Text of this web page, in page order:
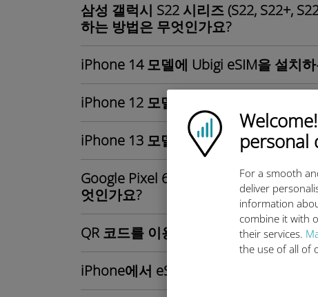
Ubigi logo
personal
For a smooth
deliver
information
combine it with
their services.
the use of all of
삼성 갤럭시 S22 시리즈 (S22, S22+,
하는 방법은 무엇인가요?
iPhone 14 모델에 Ubigi eSIM을 설치
iPhone 12 모델에 Ubigi eSIM을 설치하
iPhone 13 모델에 Ubigi eSIM을 설치
Google Pixel 6 또는 Google Pixel 7에
엇인가요?
QR 코드를 이용해 Android 기기에
iPhone에서 eSIM 프로필을 켜거나 끄